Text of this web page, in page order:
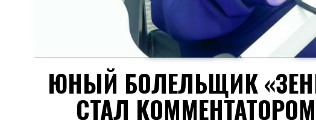
ЮНЫЙ БОЛЕЛЬЩИК
СТАЛ